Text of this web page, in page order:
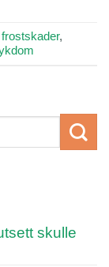
frostskader,
skulle